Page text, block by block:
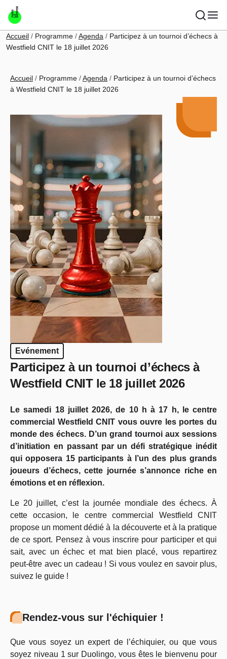
Aller au contenu principal
Fil d'Ariane
Accueil Programme Agenda
Participez à un tournoi d’échecs à
Westfield CNIT le 18 juillet 2026
Fil d'Ariane
Accueil Programme Agenda
Participez à un tournoi d’échecs
à Westfield CNIT le 18 juillet 2026
Evénement
Participez à un tournoi d’échecs à
Westfield CNIT le 18 juillet 2026
Le samedi 18 juillet 2026, de 10 h à 17 h, le centre
commercial Westfield CNIT vous ouvre les portes du
monde des échecs. D’un grand tournoi aux sessions
d’initiation en passant par un défi stratégique inédit
qui opposera 15 participants à l’un des plus grands
joueurs d’échecs, cette journée s’annonce riche en
émotions et en réflexion.
Le 20 juillet, c’est la journée mondiale des échecs. À
cette occasion, le centre commercial Westfield CNIT
propose un moment dédié à la découverte et à la pratique
de ce sport. Pensez à vous inscrire pour participer et qui
sait, avec un échec et mat bien placé, vous repartirez
peut-être avec un cadeau ! Si vous voulez en savoir plus,
suivez le guide !
Rendez-vous sur l'échiquier !
Que vous soyez un expert de l’échiquier, ou que vous
soyez niveau 1 sur Duolingo, vous êtes le bienvenu pour